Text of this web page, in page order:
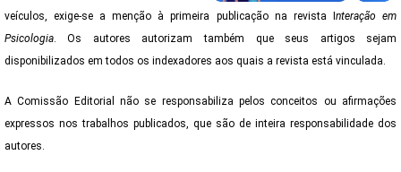
veículos, exige-se a menção à primeira publicação na revista Interação em
Psicologia. Os autores autorizam também que seus artigos sejam
disponibilizados em todos os indexadores aos quais a revista está vinculada.
A Comissão Editorial não se responsabiliza pelos conceitos ou afirmações
expressos nos trabalhos publicados, que são de inteira responsabilidade dos
autores.